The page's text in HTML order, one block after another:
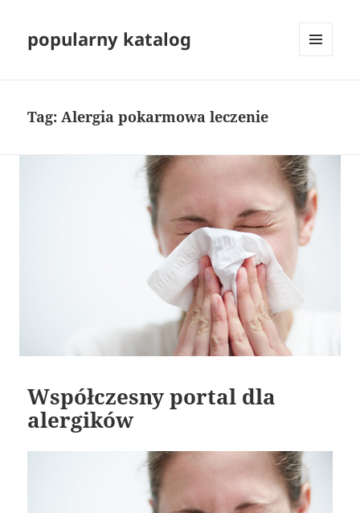
popularny katalog
Tag:Alergia pokarmowa leczenie
Współczesny portal dla
alergików